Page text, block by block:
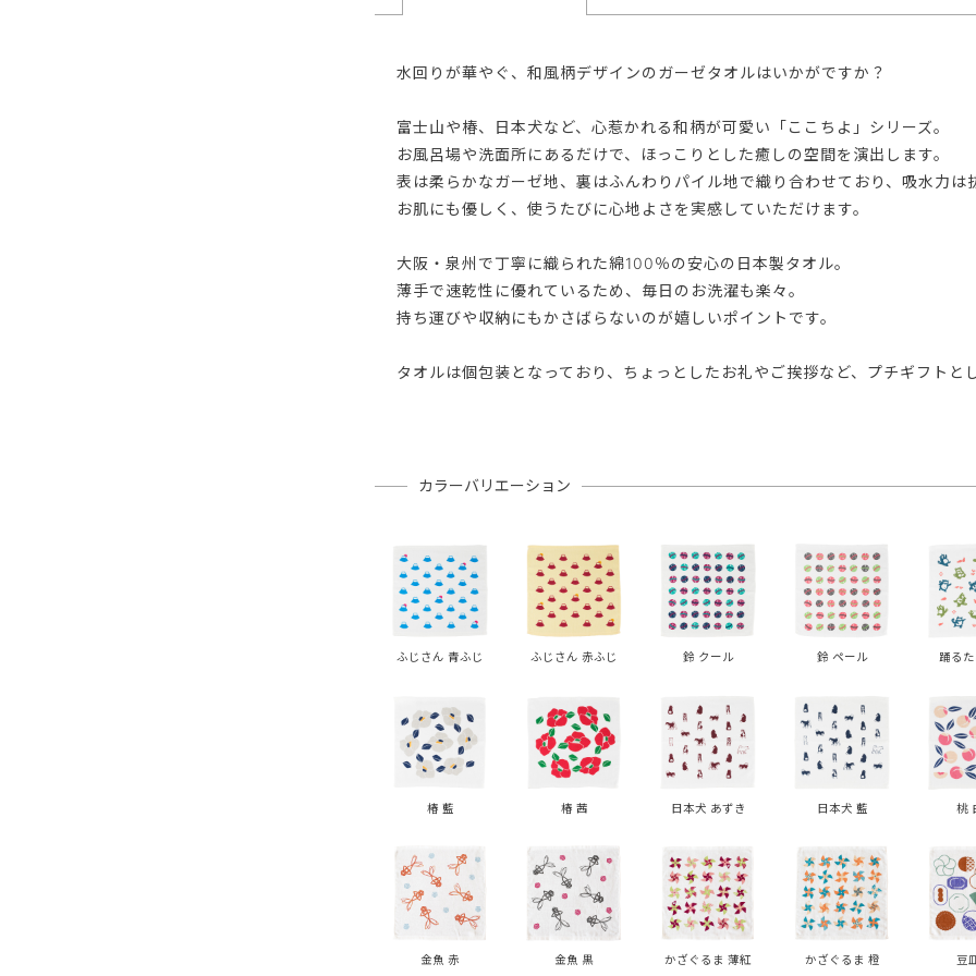
水回りが華やぐ、和風柄デザインのガーゼタオルはいかがですか？
富士山や椿、日本犬など、心惹かれる和柄が可愛い「ここちよ」シリーズ。
お風呂場や洗面所にあるだけで、ほっこりとした癒しの空間を演出します。
表は柔らかなガーゼ地、裏はふんわりパイル地で織り合わせており、吸水力は
お肌にも優しく、使うたびに心地よさを実感していただけます。
大阪・泉州で丁寧に織られた綿100％の安心の日本製タオル。
薄手で速乾性に優れているため、毎日のお洗濯も楽々。
持ち運びや収納にもかさばらないのが嬉しいポイントです。
タオルは個包装となっており、ちょっとしたお礼やご挨拶など、プチギフトと
カラーバリエーション
ふじさん 青ふじ ふじさん 赤ふじ 鈴 クール 鈴 ペール 踊る
椿 藍 椿 茜 日本犬 あずき 日本犬 藍 桃
金魚 赤 金魚 黒 かざぐるま 薄紅 かざぐるま 橙 豆